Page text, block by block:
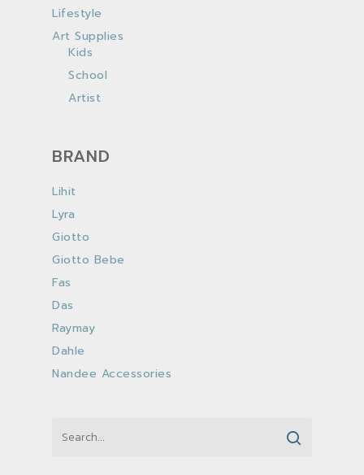
Lifestyle
Art Supplies
Kids
School
Artist
BRAND
Lihit
Lyra
Giotto
Giotto Bebe
Fas
Das
Raymay
Dahle
Nandee Accessories